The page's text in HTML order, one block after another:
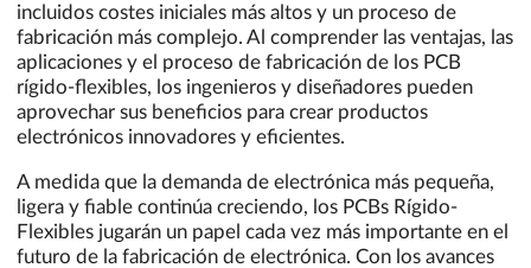
incluidos costes iniciales más altos y un proceso de
fabricación más complejo. Al comprender las ventajas, las
aplicaciones y el proceso de fabricación de los PCB
rígido-flexibles, los ingenieros y diseñadores pueden
aprovechar sus beneficios para crear productos
electrónicos innovadores y eficientes.
A medida que la demanda de electrónica más pequeña,
ligera y fiable continúa creciendo, los PCBs Rígido-
Flexibles jugarán un papel cada vez más importante en el
futuro de la fabricación de electrónica. Con los avances